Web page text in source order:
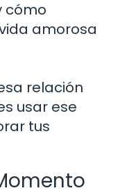
cómo
amorosa
relación
usar ese
tus